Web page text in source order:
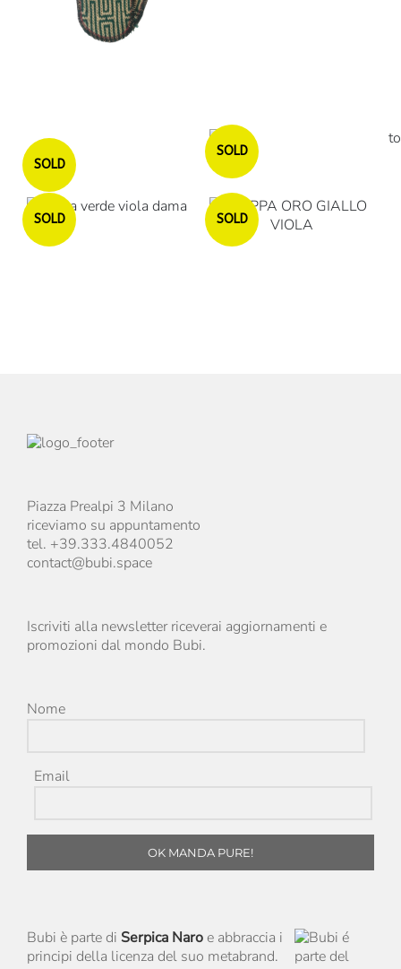
Esaurito
SOLD
SOLD
Esaurito
SOLD
Esaurito
SOLD
Piazza Prealpi 3 Milano
riceviamo su appuntamento
tel. +39.333.4840052
contact@bubi.space
Iscriviti alla newsletter riceverai aggiornamenti e
promozioni dal mondo Bubi.
Nome
Email
OK MANDA PURE!
Bubi è parte di Serpica Naro e abbraccia i
principi della licenza del suo metabrand.